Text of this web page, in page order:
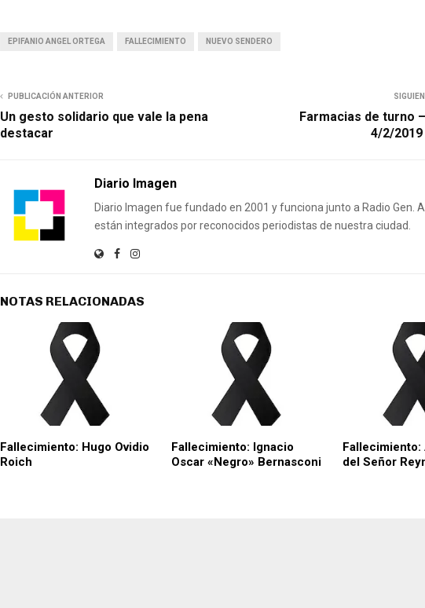
EPIFANIO ANGEL ORTEGA FALLECIMIENTO NUEVO SENDERO
PUBLICACIÓN ANTERIOR
Un gesto solidario que vale la pena
destacar
Farmacias de turno
4/2/
Diario Imagen
Diario Imagen fue fundado en 2001 y funciona junto a Radio Gen.
están integrados por reconocidos periodistas de nuestra ciudad.
NOTAS RELACIONADAS
Fallecimiento: Hugo Ovidio
Roich
Fallecimiento: Ignacio
Oscar «Negro» Bernasconi
del Señor